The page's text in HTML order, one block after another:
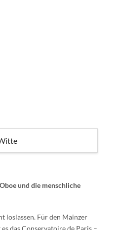
und die menschliche
loslassen. Für den Mainzer
das Conservatoire de Paris –